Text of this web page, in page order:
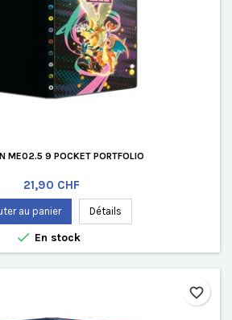
ME02.5 9 POCKET PORTFOLIO
Prix
21,90 CHF
au panier Détails
 En stock
favorite_border